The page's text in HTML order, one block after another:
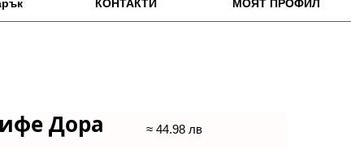
КОНТАКТИ МОЯТ ПРОФИЛ
Дора ≈ 44.98 лв